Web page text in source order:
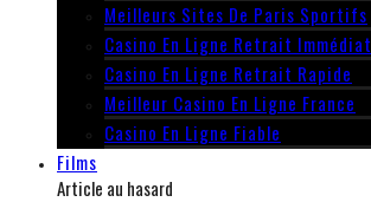
Meilleurs Sites De Paris Sportifs
Casino En Ligne Retrait Immédiat
Casino En Ligne Retrait Rapide
Meilleur Casino En Ligne France
Casino En Ligne Fiable
Films
Article au hasard